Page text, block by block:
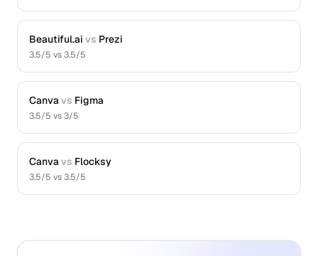
Beautiful.ai vs Prezi
3.5/5 vs3.5/5
Canva vs Figma
3.5/5 vs3/5
Canva vs Flocksy
3.5/5 vs3.5/5